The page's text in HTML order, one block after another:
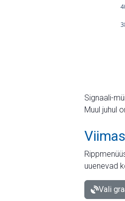
Signaali-
Muul juhul
uuenevad
Vali